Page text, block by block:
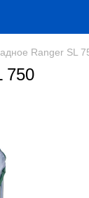
Ranger SL
750